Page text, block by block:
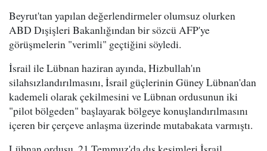
Beyrut'tan yapılan değerlendirmeler olumsuz olurken
ABD Dışişleri Bakanlığından bir sözcü AFP'ye
görüşmelerin "verimli" geçtiğini söyledi.
İsrail ile Lübnan haziran ayında, Hizbullah'ın
silahsızlandırılmasını, İsrail güçlerinin Güney Lübnan'dan
kademeli olarak çekilmesini ve Lübnan ordusunun iki
"pilot bölgeden" başlayarak bölgeye konuşlandırılmasını
içeren bir çerçeve anlaşma üzerinde mutabakata varmıştı.